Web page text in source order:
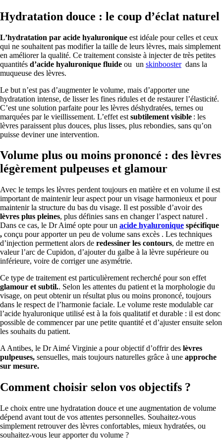
Hydratation douce : le coup d’éclat naturel
L’hydratation par acide hyaluronique est idéale pour celles et ceux
qui ne souhaitent pas modifier la taille de leurs lèvres, mais simplement
en améliorer la qualité. Ce traitement consiste à injecter de très petites
quantités d’acide hyaluronique fluide ou un skinboosterdans la
muqueuse des lèvres.
Le but n’est pas d’augmenter le volume, mais d’apporter une
hydratation intense, de lisser les fines ridules et de restaurer l’élasticité.
C’est une solution parfaite pour les lèvres déshydratées, ternes ou
marquées par le vieillissement. L’effet est subtilement visible : les
lèvres paraissent plus douces, plus lisses, plus rebondies, sans qu’on
puisse deviner une intervention.
Volume plus ou moins prononcé : des lèvres
légèrement pulpeuses et glamour
Avec le temps les lèvres perdent toujours en matière et en volume il est
important de maintenir leur aspect pour un visage harmonieux et pour
maintenir la structure du bas du visage. Il est possible d’avoir des
lèvres plus pleines, plus définies sans en changer l’aspect naturel .
Dans ce cas, le Dr Aimé opte pour un acide hyaluronique spécifique
, conçu pour apporter un peu de volume sans excès . Les techniques
d’injection permettent alors de redessiner les contours, de mettre en
valeur l’arc de Cupidon, d’ajouter du galbe à la lèvre supérieure ou
inférieure, voire de corriger une asymétrie.
Ce type de traitement est particulièrement recherché pour son effet
glamour et subtil.. Selon les attentes du patient et la morphologie du
visage, on peut obtenir un résultat plus ou moins prononcé, toujours
dans le respect de l’harmonie faciale. Le volume reste modulable car
l’acide hyaluronique utilisé est à la fois qualitatif et durable : il est donc
possible de commencer par une petite quantité et d’ajuster ensuite selon
les souhaits du patient.
A Antibes, le Dr Aimé Virginie a pour objectif d’offrir des lèvres
pulpeuses, sensuelles, mais toujours naturelles grâce à une approche
sur mesure.
Comment choisir selon vos objectifs ?
Le choix entre une hydratation douce et une augmentation de volume
dépend avant tout de vos attentes personnelles. Souhaitez-vous
simplement retrouver des lèvres confortables, mieux hydratées, ou
souhaitez-vous leur apporter du volume ?